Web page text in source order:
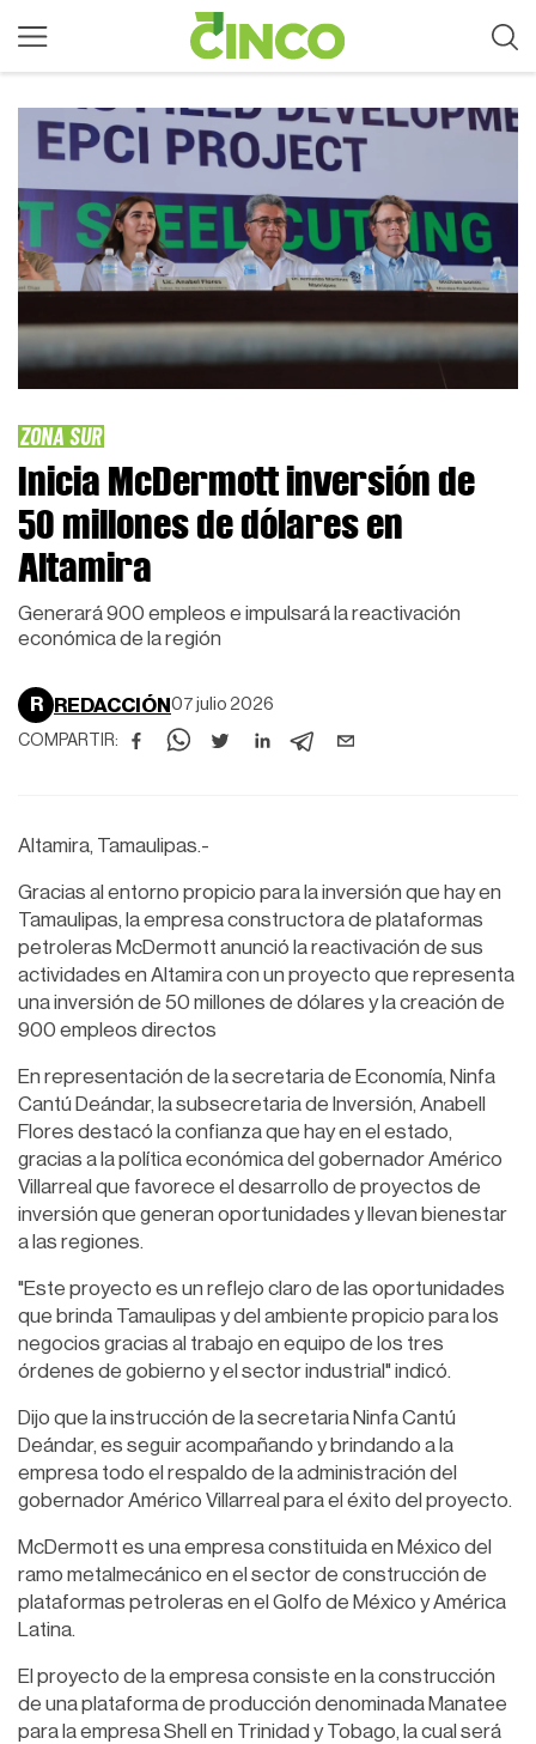
ZONA SUR
Inicia McDermott inversión de
50 millones de dólares en
Altamira
Generará 900 empleos e impulsará la reactivación
económica de la región
R REDACCIÓN 07 julio 2026
COMPARTIR:
Altamira, Tamaulipas.-
Gracias al entorno propicio para la inversión que hay en
Tamaulipas, la empresa constructora de plataformas
petroleras McDermott anunció la reactivación de sus
actividades en Altamira con un proyecto que representa
una inversión de 50 millones de dólares y la creación de
900 empleos directos
En representación de la secretaria de Economía, Ninfa
Cantú Deándar, la subsecretaria de Inversión, Anabell
Flores destacó la confianza que hay en el estado,
gracias a la política económica del gobernador Américo
Villarreal que favorece el desarrollo de proyectos de
inversión que generan oportunidades y llevan bienestar
a las regiones.
"Este proyecto es un reflejo claro de las oportunidades
que brinda Tamaulipas y del ambiente propicio para los
negocios gracias al trabajo en equipo de los tres
órdenes de gobierno y el sector industrial" indicó.
Dijo que la instrucción de la secretaria Ninfa Cantú
Deándar, es seguir acompañando y brindando a la
empresa todo el respaldo de la administración del
gobernador Américo Villarreal para el éxito del proyecto.
McDermott es una empresa constituida en México del
ramo metalmecánico en el sector de construcción de
plataformas petroleras en el Golfo de México y América
Latina.
El proyecto de la empresa consiste en la construcción
de una plataforma de producción denominada Manatee
para la empresa Shell en Trinidad y Tobago, la cual será